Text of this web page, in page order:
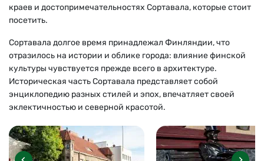
краев и достопримечательностях Сортавала, которые стоит
посетить.
Сортавала долгое время принадлежал Финляндии, что
отразилось на истории и облике города: влияние финской
культуры чувствуется прежде всего в архитектуре.
Историческая часть Сортавала представляет собой
энциклопедию разных стилей и эпох, впечатляет своей
эклектичностью и северной красотой.